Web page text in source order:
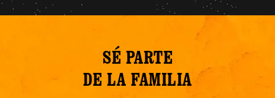
SÉ PARTE
DE LA FAMILIA